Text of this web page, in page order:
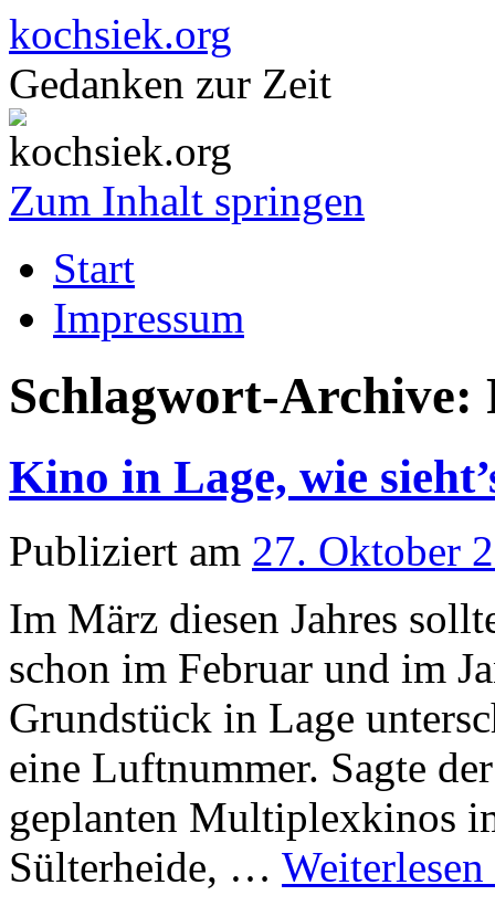
kochsiek.org
Gedanken zur Zeit
Zum Inhalt springen
Start
Impressum
Schlagwort-Archive:
Kino in Lage, wie
Publiziert am 27. Oktober
Im März diesen Jahres
schon im Februar und im
Grundstück in Lage
eine Luftnummer. Sagte
geplanten Multiplexkinos
Sülterheide, … Weiterlesen